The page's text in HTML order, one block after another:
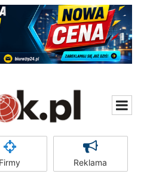
Firmy Reklama